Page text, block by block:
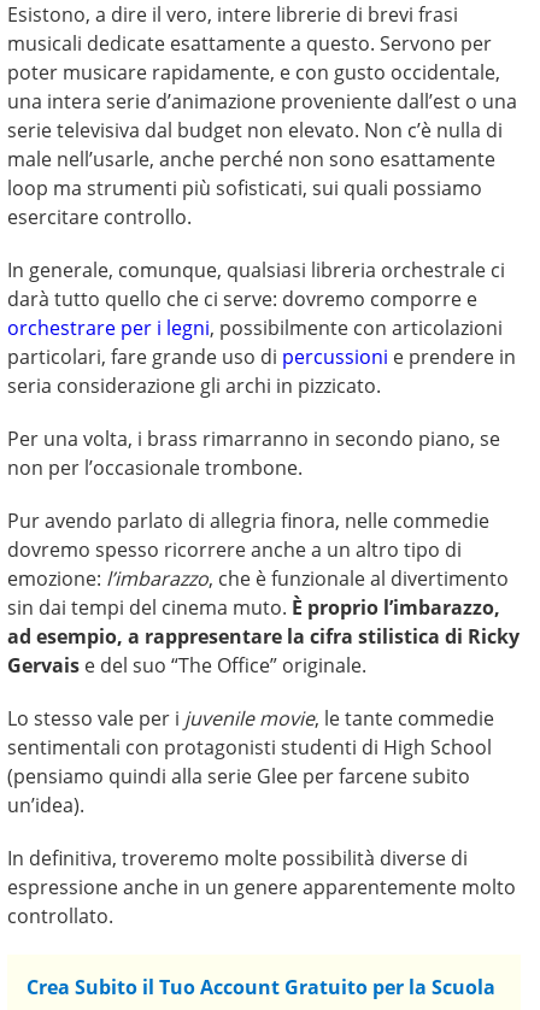
Esistono, a dire il vero, intere librerie di brevi frasi
musicali dedicate esattamente a questo. Servono per
poter musicare rapidamente, e con gusto occidentale,
una intera serie d’animazione proveniente dall’est o una
serie televisiva dal budget non elevato. Non c’è nulla di
male nell’usarle, anche perché non sono esattamente
loop ma strumenti più sofisticati, sui quali possiamo
esercitare controllo.
In generale, comunque, qualsiasi libreria orchestrale ci
darà tutto quello che ci serve: dovremo comporre e
orchestrare per i legni, possibilmente con articolazioni
particolari, fare grande uso di percussioni e prendere in
seria considerazione gli archi in pizzicato.
Per una volta, i brass rimarranno in secondo piano, se
non per l’occasionale trombone.
Pur avendo parlato di allegria finora, nelle commedie
dovremo spesso ricorrere anche a un altro tipo di
emozione: l’imbarazzo, che è funzionale al divertimento
sin dai tempi del cinema muto. È proprio l’imbarazzo,
ad esempio, a rappresentare la cifra stilistica di Ricky
Gervais e del suo “The Office” originale.
Lo stesso vale per i juvenile movie, le tante commedie
sentimentali con protagonisti studenti di High School
(pensiamo quindi alla serie Glee per farcene subito
un’idea).
In definitiva, troveremo molte possibilità diverse di
espressione anche in un genere apparentemente molto
controllato.
Crea Subito il Tuo Account Gratuito per la Scuola